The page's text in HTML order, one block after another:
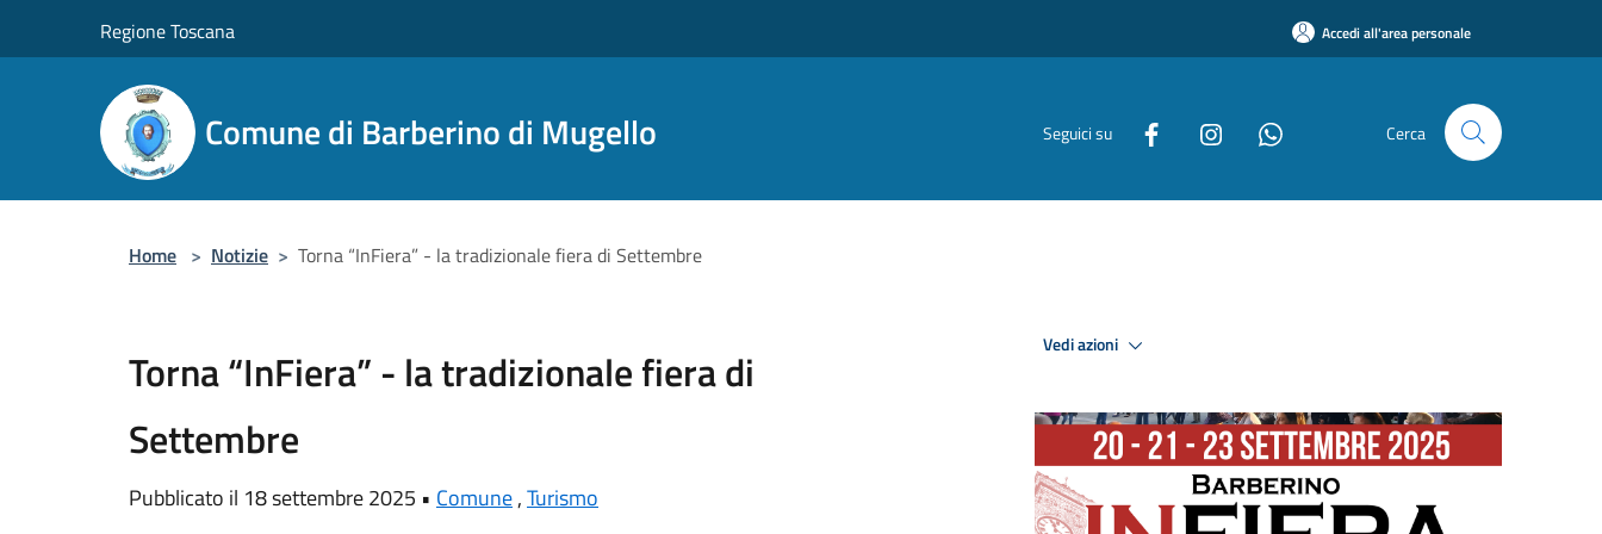
Regione Toscana Accedi all'area personale
Comune di Barberino di Mugello Seguici su Cerca
Home > Notizie > Torna “InFiera” - la tradizionale fiera di Settembre
Torna “InFiera” - la tradizionale fiera di
Settembre
Pubblicato il 18 settembre 2025 • Comune,Turismo
Vedi azioni